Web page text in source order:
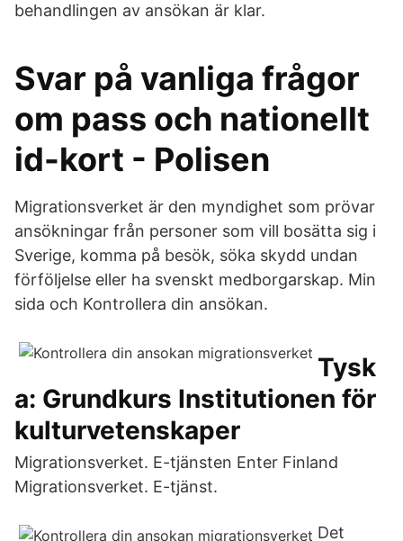
behandlingen av ansökan är klar.
Svar på vanliga frågor
om pass och nationellt
id-kort - Polisen
Migrationsverket är den myndighet som prövar
ansökningar från personer som vill bosätta sig i
Sverige, komma på besök, söka skydd undan
förföljelse eller ha svenskt medborgarskap. Min
sida och Kontrollera din ansökan.
Tysk
a: Grundkurs Institutionen för
kulturvetenskaper
Migrationsverket. E-tjänsten Enter Finland
Migrationsverket. E-tjänst.
Det